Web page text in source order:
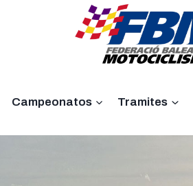
Campeonatos Tramites